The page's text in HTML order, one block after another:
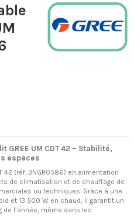
UM CDT 42 – Stabilité,
espaces
42 (réf. 3NGR0586) en alimentation
de climatisation et de chauffage de
ou techniques. Grâce à une
et 13 500 W en chaud, il garantit un
l’année, même dans les